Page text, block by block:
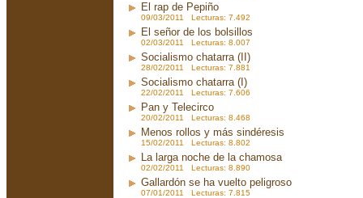
El rap de Pepiño
09/03/2011 Lecturas: 7.492
El señor de los bolsillos
02/03/2011 Lecturas: 8.007
Socialismo chatarra (II)
28/02/2011 Lecturas: 7.881
Socialismo chatarra (I)
22/02/2011 Lecturas: 7.606
Pan y Telecirco
20/02/2011 Lecturas: 8.468
Menos rollos y más sindéresis
15/02/2011 Lecturas: 8.802
La larga noche de la chamosa
02/02/2011 Lecturas: 8.890
Gallardón se ha vuelto peligroso
07/01/2011 Lecturas: 7.815